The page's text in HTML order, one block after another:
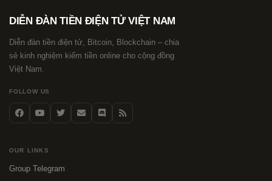
DIỄN ĐÀN TIỀN ĐIỆN TỬ VIỆT NAM
Diễn đàn tiền điện tử, Bitcoin, Blockchain – chia
sẻ kinh nghiệm kiếm tiền online cho cộng đồng
Việt Nam.
FOLLOW US
OUR LINKS
Group Telegram